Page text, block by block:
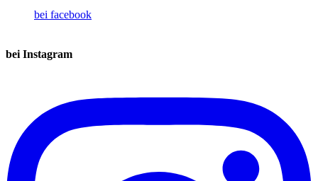
bei facebook
bei Instagram